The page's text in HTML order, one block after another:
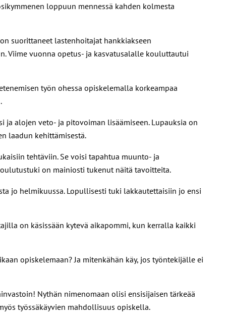
loppuun mennessä kahden kolmesta
suorittaneet lastenhoitajat hankkiakseen
Viime vuonna opetus- ja kasvatusalalle kouluttautui
työn ohessa opiskelemalla korkeampaa
alojen veto- ja pitovoiman lisäämiseen. Lupauksia on
laadun kehittämisestä.
tehtäviin. Se voisi tapahtua muunto- ja
on mainiosti tukenut näitä tavoitteita.
jo helmikuussa. Lopullisesti tuki lakkautettaisiin jo ensi
on käsissään kytevä aikapommi, kun kerralla kaikki
opiskelemaan? Ja mitenkähän käy, jos työntekijälle ei
Nythän nimenomaan olisi ensisijaisen tärkeää
työssäkäyvien mahdollisuus opiskella.